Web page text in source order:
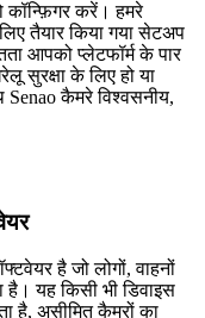
करें। हमरे
तैयार किया गया सेटअप
आपको प्लेटफॉर्म के पार
सुरक्षा के लिए हो या
Senao कैमरे विश्वसनीय,
है जो लोगों, वाहनों
यह किसी भी डिवाइस
है, असीमित कैमरों का